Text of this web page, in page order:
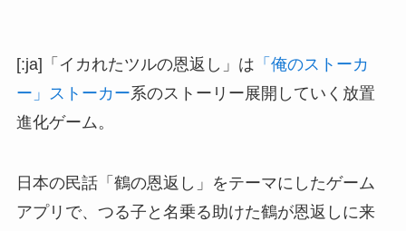
[:ja]「イカれたツルの恩返し」は 「俺のストーカ
ー」ストーカー系のストーリー展開していく放置
進化ゲーム。
日本の民話「鶴の恩返し」をテーマにしたゲーム
アプリで、つる子と名乗る助けた鶴が恩返しに来